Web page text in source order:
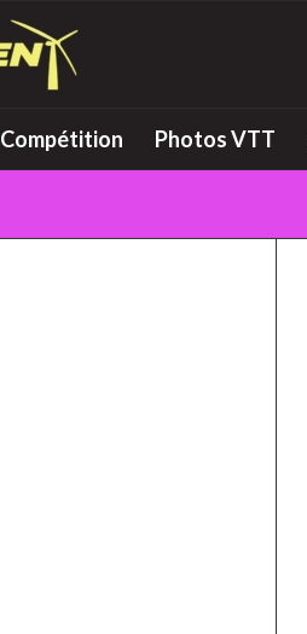
Compétition Photos VTT